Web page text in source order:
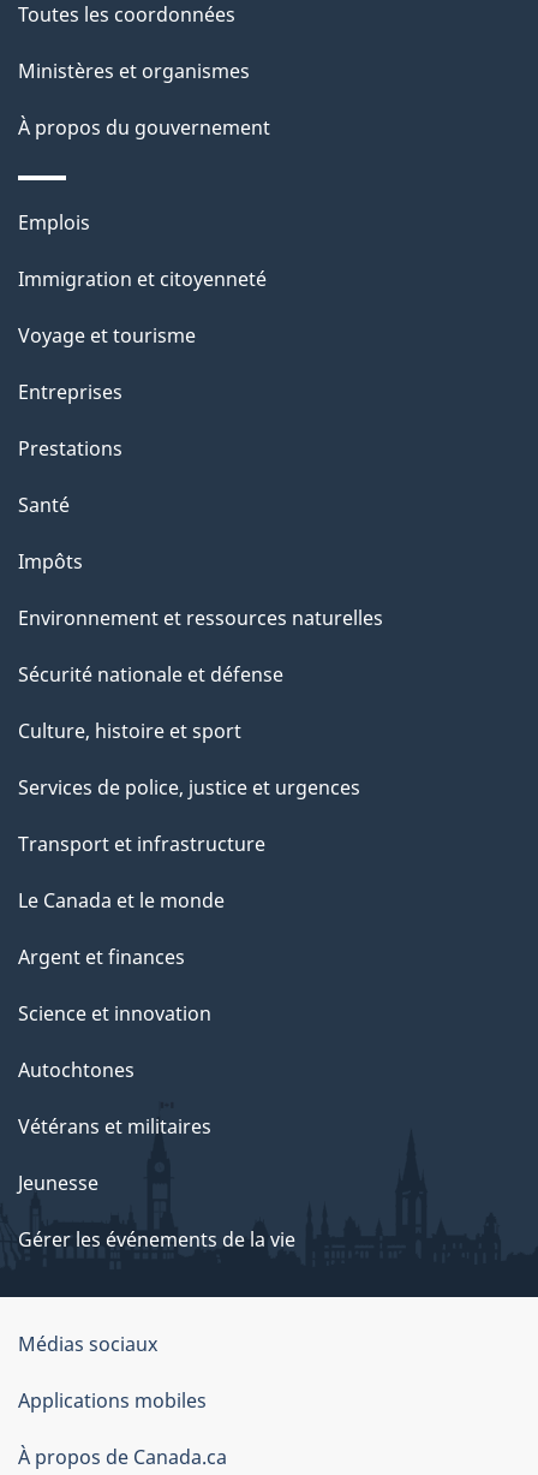
p
a
g
e
Toutes les coordonnées
Ministères et organismes
À propos du gouvernement
Thèmes
sujets
Emplois
Immigration et citoyenneté
Voyage et tourisme
Entreprises
Prestations
Santé
Impôts
Environnement et ressources naturelles
Sécurité nationale et défense
Culture, histoire et sport
Services de police, justice et urgences
Transport et infrastructure
Le Canada et le monde
Argent et finances
Science et innovation
Autochtones
Vétérans et militaires
Jeunesse
Gérer les événements de la vie
Organisation
du
gouvernement
du
Médias sociaux
Applications mobiles
À propos de Canada.ca